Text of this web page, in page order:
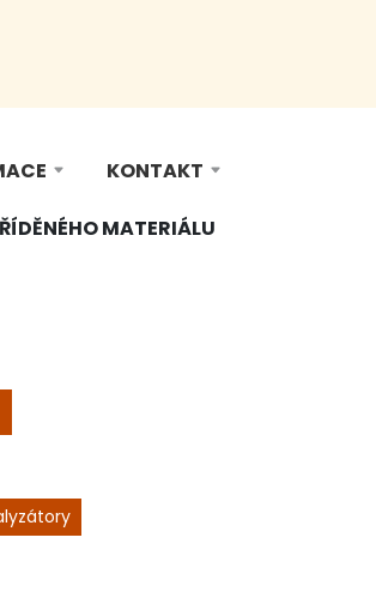
KONTAKT
MATERIÁLU